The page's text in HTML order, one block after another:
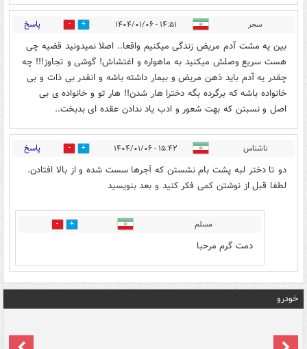
سحر ۱۴:۵۱ - ۱۴۰۴/۰۱/۰۶ 8 پاسخ
بین یه مشت آدم مریض زندگی میکنیم واقعا.. اصلا نمیدونید قضیه چی
هست سریع وصلش میکنید به ماهواره و اغتشاش! گوشی و تجاوز!!! چه
چقدر یه آدم باید ذهن مریض و بیمار داشته باشه و انقدر بی ذات و بی
خانواده باشه که برگرده بگه دخترا هار شدن!! هار تو و خانواده ی بی
اصل و نسبتن که بهت شعور و ادب یاد ندادن عقده ای بدبخت..
ناشناس ۱۵:۴۲ - ۱۴۰۴/۰۱/۰۶ 0 پاسخ
دو تا دختر لبه پشت بام نشستن که آجرها سست شده و از بالا افتادن.
لطفا قبل از نوشتن کمی فکر کنید و بعد بنویسید
مسلم 0
دمت گرم مرحبا
خودرو